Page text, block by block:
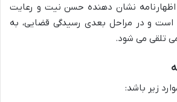
نشان دهنده حسن نیت و رعایت
است و در مراحل بعدی رسیدگی قضایی، به
تلقی می شود.
زیر باشد: